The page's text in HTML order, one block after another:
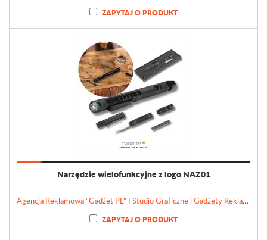
ZAPYTAJ O PRODUKT
Narzędzie wielofunkcyjne z logo NAZ01
Agencja Reklamowa "Gadżet PL" I Studio Graficzne i Gadżety Reklamowe
ZAPYTAJ O PRODUKT